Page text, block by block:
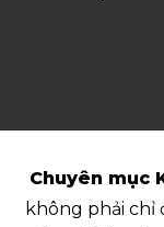
Chuyên mục
không phải chỉ